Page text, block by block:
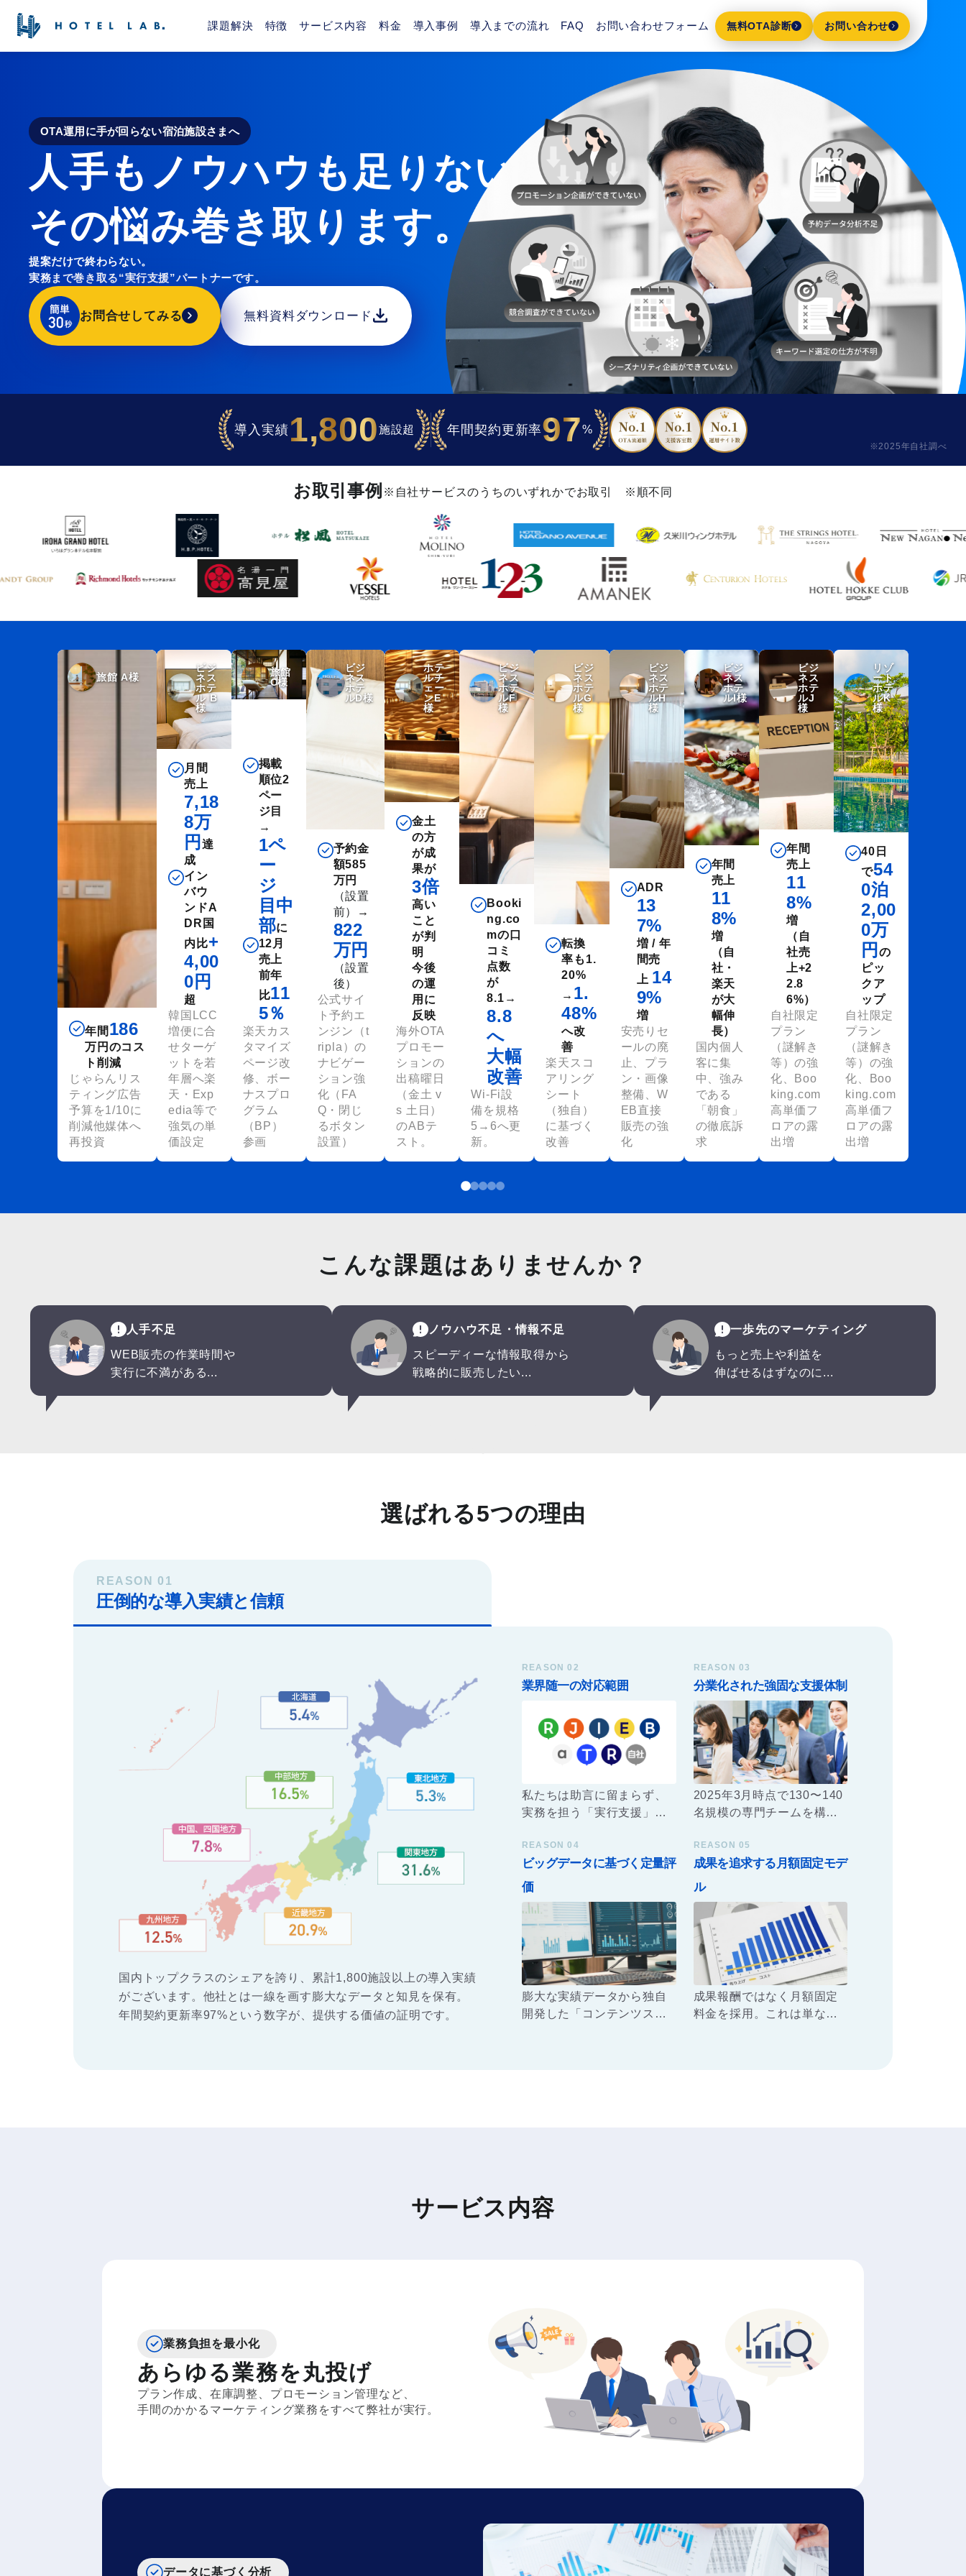
課題解決 特徴 サービス内容 料金 導入事例 導入までの流れ FAQ お問い合わせフォーム 無料OTA診断 お問い合わせ
OTA運用に手が回らない宿泊施設さまへ
人手もノウハウも足りない
その悩み巻き取ります。
提案だけで終わらない。
実務まで巻き取る“実行支援”パートナーです。
お問合せしてみる 無料資料ダウンロード
導入実績 1,800施設超 年間契約更新率97%
※2025年自社調べ
お取引事例 ※自社サービスのうちのいずれかでお取引 ※順不同
旅館 A様
年間 186
万円のコス
ト削減
じゃらんリス
ティング広告
予算を1/10に
削減他媒体へ
再投資
ビジ
ネス
ホテ
ル B
様
月間
売上
7,18
8万
円 達
成
イン
バウ
ンドA
DR国
内比+
4,00
0円
超
韓国LCC
増便に合
せターゲ
ットを若
年層へ楽
天・Exp
edia等で
強気の単
価設定
旅館
C様
掲載
順位2
ペー
ジ目
→
1ペ
ー
ジ
目中
部に
12月
売上
前年
比11
5％
楽天カス
タマイズ
ページ改
修、ボー
ナスプロ
グラム
（BP）
参画
ビジ
ネス
ホテ
ルD様
予約金
額585
万円
（設置
前）
→
822
万円
（設置
後）
公式サイ
ト予約エ
ンジン（t
ripla）の
ナビゲー
ション強
化（FA
Q・閉じ
るボタン
設置）
ホテ
ルチ
ェー
ンE
様
金土
の方
が成
果が
3倍
高い
こと
が判
明
今後
の運
用に
反映
海外OTA
プロモー
ションの
出稿曜日
（金土 v
s 土日）
のABテ
スト。
ビジ
ネス
ホテ
ルF
様
Booki
ng.co
mの口
コミ
点数
が
8.1→
8.8
へ
大幅
改善
Wi-Fi設
備を規格
5→6へ更
新。
ビジ
ネス
ホテ
ルG
様
転換
率も1.
20%
→ 1.
48%
へ改
善
楽天スコ
アリング
シート
（独自）
に基づく
改善
ビジ
ネス
ホテ
ルH
様
ADR
13
7%
増 / 年
間売
上 14
9%
増
安売りセ
ールの廃
止、プラ
ン・画像
整備、W
EB直接
販売の強
化
ビジ
ネス
ホテ
ルI様
年間
売上
11
8%
増
（自
社・
楽天
が大
幅伸
長）
国内個人
客に集
中、強み
である
「朝食」
の徹底訴
求
ビジ
ネス
ホテ
ルJ
様
年間
売上
11
8%
増
（自
社売
上+2
2.8
6%）
自社限定
プラン
（謎解き
等）の強
化、Boo
king.com
高単価フ
ロアの露
出増
リゾ
ート
ホテ
ルK
様
40日
で54
0泊
2,00
0万
円 の
ピッ
クア
ップ
自社限定
プラン
（謎解き
等）の強
化、Boo
king.com
高単価フ
ロアの露
出増
こんな課題はありませんか？
人手不足
WEB販売の作業時間や
実行に不満がある...
ノウハウ不足・情報不足
スピーディーな情報取得から
戦略的に販売したい...
一歩先のマーケティング
もっと売上や利益を
伸ばせるはずなのに...
選ばれる5つの理由
REASON 01
圧倒的な導入実績と信頼
国内トップクラスのシェアを誇り、累計1,800施設以上の導入実績
がございます。他社とは一線を画す膨大なデータと知見を保有。
年間契約更新率97%という数字が、提供する価値の証明です。
REASON 02
業界随一の対応範囲
私たちは助言に留まらず、
実務を担う「実行支援」に
が最もコントロールすべき
「OTA口コミ返信」と
「日々の在庫・料金調整」
務をすべてお任せいただけ
REASON 03
分業化された強固な支援体制
2025年3月時点で130〜140
名規模の専門チームを構
練るチームと、実務を遂行
する実行チームを分業化す
ることで、提案の質と実行
滞のない運用を保証しま
す。
REASON 04
ビッグデータに基づく定量評
価
膨大な実績データから独自
開発した「コンテンツスコ
REASON 05
成果を追求する月額固定モデ
ル
成果報酬ではなく月額固定
料金を採用。これは単なる
サービス内容
業務負担を最小化
あらゆる業務を丸投げ
プラン作成、在庫調整、プロモーション管理など、
手間のかかるマーケティング業務をすべて弊社が実行。
データに基づく分析